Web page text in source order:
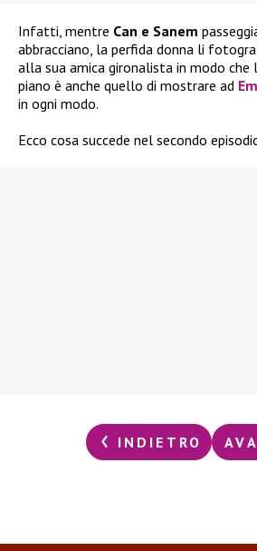
Infatti, mentre Can e Sanem
abbracciano, la perfida donna li
alla sua amica gironalista in modo che
piano è anche quello di mostrare ad
in ogni modo.
Ecco cosa succede nel secondo
INDIETRO